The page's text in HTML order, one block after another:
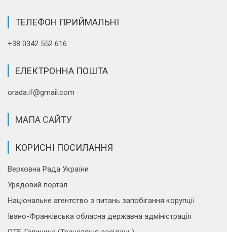
ТЕЛЕФОН ПРИЙМАЛЬНІ
+38 0342 552 616
ЕЛЕКТРОННА ПОШТА
orada.if@gmail.com
МАПА САЙТУ
КОРИСНІ ПОСИЛАННЯ
Верховна Рада України
Урядовий портал
Національне агентство з питань запобігання корупції
Івано-Франківська обласна державна адміністрація